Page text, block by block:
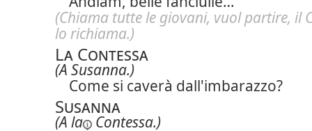
(Chiama tutte le giovani, vuol partire, il
lo richiama.)
La Contessa
(A Susanna.)
Come si caverà dall'imbarazzo?
Susanna
(A la Contessa.)